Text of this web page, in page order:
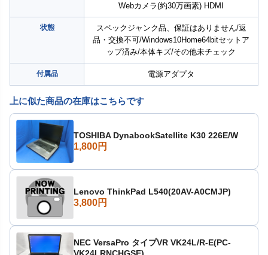
Webカメラ(約30万画素) HDMI
状態
スペックジャンク品、保証はありません/返
品・交換不可/Windows10Home64bitセットア
ップ済み/本体キズ/その他未チェック
付属品 電源アダプタ
上に似た商品の在庫はこちらです
TOSHIBA DynabookSatellite K30 226E/W
1,800円
Lenovo ThinkPad L540(20AV-A0CMJP)
3,800円
NEC VersaPro タイプVR VK24L/R-E(PC-